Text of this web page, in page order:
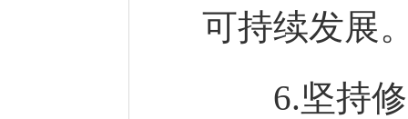
可持续发展
6.坚持修